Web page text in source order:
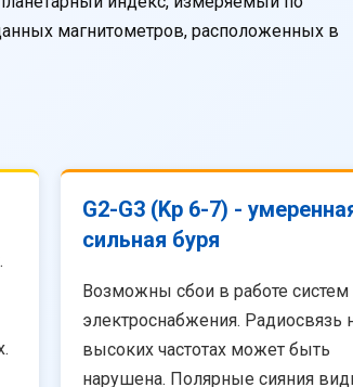
магнитометров, расположенных в
G2-G3 (Kp 6-7) -
сильная буря
Возможны сбои в работе систем
электроснабжения. Радиосвязь
высоких частотах может быть
нарушена. Полярные сияния